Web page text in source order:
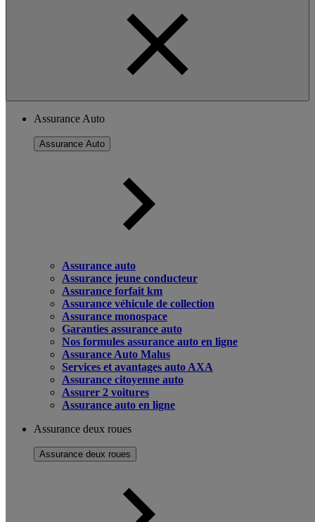
Assurance Auto
Assurance Auto
Assurance auto
Assurance jeune conducteur
Assurance forfait km
Assurance véhicule de collection
Assurance monospace
Garanties assurance auto
Nos formules assurance auto en ligne
Assurance Auto Malus
Services et avantages auto AXA
Assurance citoyenne auto
Assurer 2 voitures
Assurance auto en ligne
Assurance deux roues
Assurance deux roues